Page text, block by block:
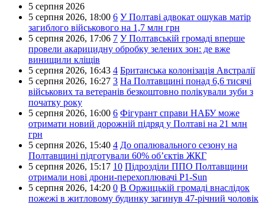
5 серпня 2026
5 серпня 2026, 18:00 6 У Полтаві адвокат ошукав матір
загиблого військового на 1,7 млн грн
5 серпня 2026, 17:06 7 У Полтавській громаді вперше
провели акарицидну обробку зелених зон: де вже
винищили кліщів
5 серпня 2026, 16:43 4 Британська колонізація Австралії
5 серпня 2026, 16:27 3 На Полтавщині понад 6,6 тисячі
військових та ветеранів безкоштовно полікували зуби з
початку року
5 серпня 2026, 16:00 6 Фігурант справи НАБУ може
отримати новий дорожній підряд у Полтаві на 21 млн
грн
5 серпня 2026, 15:40 4 До опалювального сезону на
Полтавщині підготували 60% об’єктів ЖКГ
5 серпня 2026, 15:17 10 Підрозділи ППО Полтавщини
отримали нові дрони-перехоплювачі P1-Sun
5 серпня 2026, 14:20 0 В Оржицькій громаді внаслідок
пожежі в житловому будинку загинув 47-річний чоловік